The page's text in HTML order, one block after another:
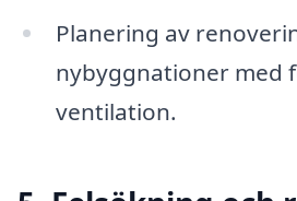
Planering av
nybyggnationer med
ventilation.